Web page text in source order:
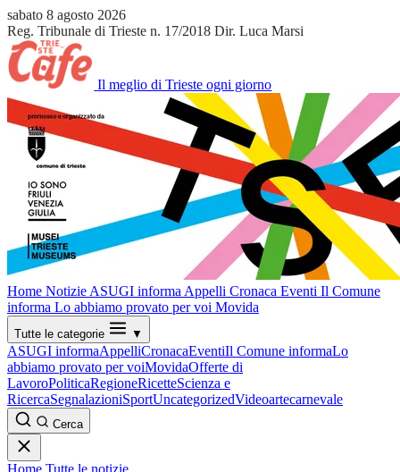
sabato 8 agosto 2026
Reg. Tribunale di Trieste n. 17/2018 Dir. Luca Marsi
Il meglio di Trieste ogni giorno
Home Notizie ASUGI informa Appelli Cronaca Eventi Il Comune
informa Lo abbiamo provato per voi Movida
Tutte le categorie ▼
ASUGI informaAppelliCronacaEventiIl Comune informaLo
abbiamo provato per voiMovidaOfferte di
LavoroPoliticaRegioneRicetteScienza e
RicercaSegnalazioniSportUncategorizedVideoartecarnevale
Cerca
Home Tutte le notizie